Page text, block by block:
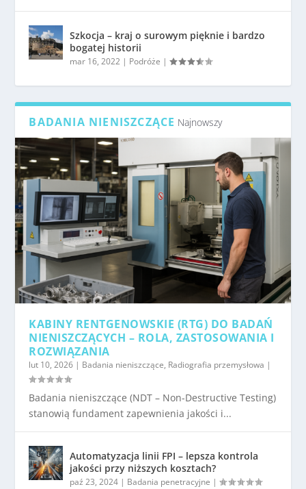
Szkocja – kraj o surowym pięknie i bardzo
bogatej historii
mar 16, 2022 | Podróże |
BADANIA NIENISZCZĄCE Najnowszy
KABINY RENTGENOWSKIE (RTG) DO BADAŃ
NIENISZCZĄCYCH – ROLA, ZASTOSOWANIA I
ROZWIĄZANIA
lut 10, 2026 | Badania nieniszczące, Radiografia przemysłowa |
Badania nieniszczące (NDT – Non-Destructive Testing)
stanowią fundament zapewnienia jakości i...
Automatyzacja linii FPI – lepsza kontrola
jakości przy niższych kosztach?
paź 23, 2024 | Badania penetracyjne |